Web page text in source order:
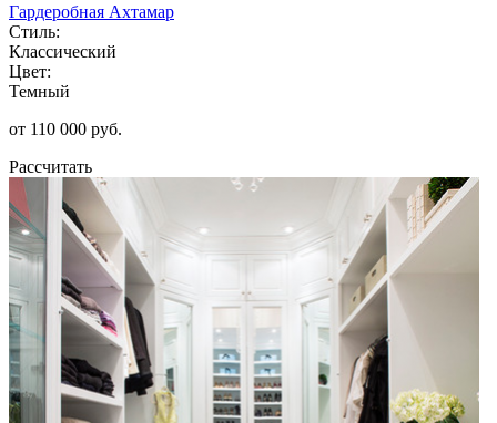
Гардеробная Ахтамар
Стиль:
Классический
Цвет:
Темный
от 110 000 руб.
Рассчитать